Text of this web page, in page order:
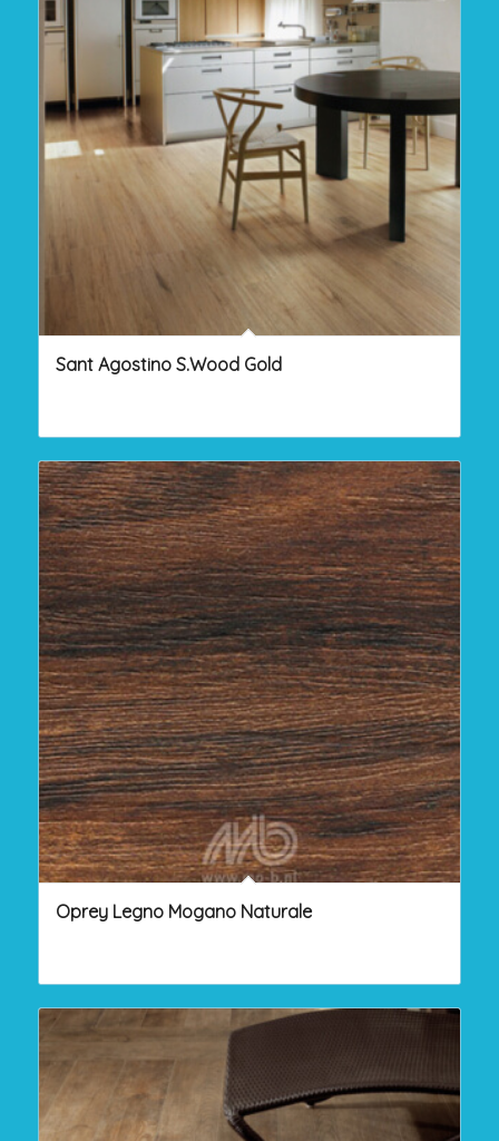
Sant Agostino S.Wood Gold
Oprey Legno Mogano Naturale